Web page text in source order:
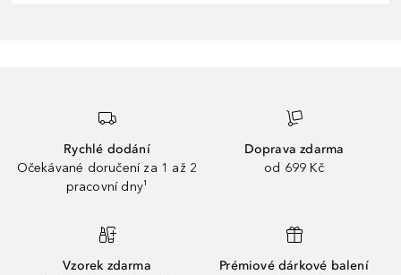
Rychlé dodání
Očekávané doručení za 1 až 2
pracovní dny¹
Doprava zdarma
od 699 Kč
Vzorek zdarma
Prémiové dárkové balení